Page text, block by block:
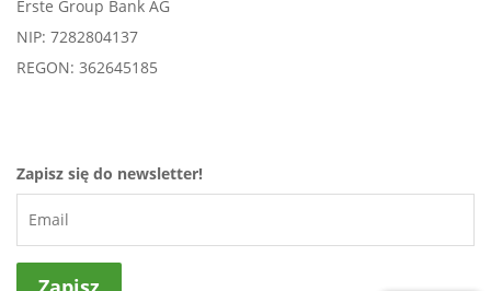
Erste Group Bank AG
NIP: 7282804137
REGON: 362645185
Zapisz się do newsletter!